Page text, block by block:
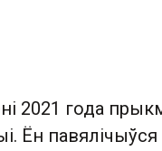
2021 года
Ён